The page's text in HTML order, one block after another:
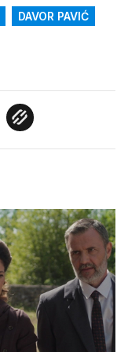
DAVOR PAVIĆ